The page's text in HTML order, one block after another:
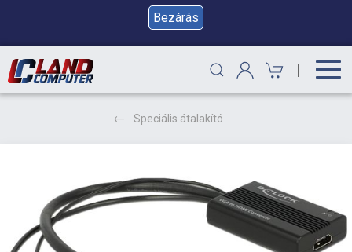
Bezárás
|
Speciális átalakító